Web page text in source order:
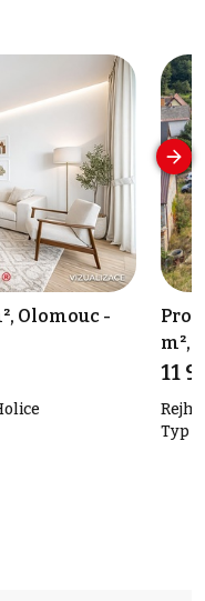
Olomouc -
m²,
11
Typ